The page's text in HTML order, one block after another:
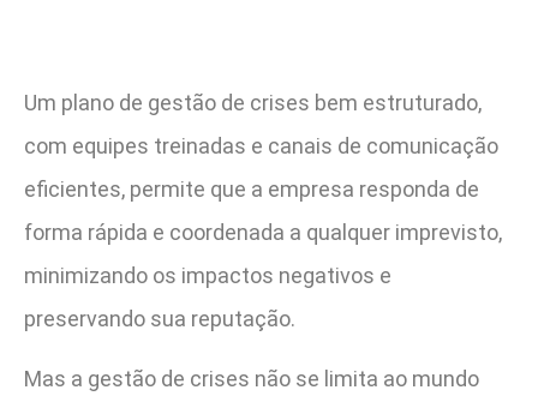
Um plano de gestão de crises bem estruturado,
com equipes treinadas e canais de comunicação
eficientes, permite que a empresa responda de
forma rápida e coordenada a qualquer imprevisto,
minimizando os impactos negativos e
preservando sua reputação.
Mas a gestão de crises não se limita ao mundo